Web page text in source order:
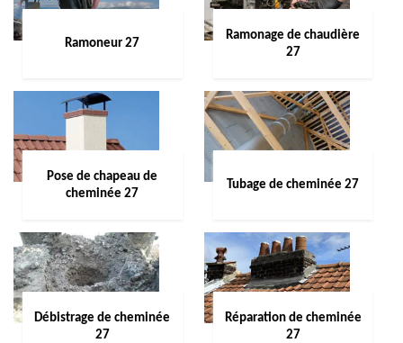
Ramoneur 27
Ramonage de chaudière
27
Pose de chapeau de
cheminée 27
Tubage de cheminée 27
Débistrage de cheminée
27
Réparation de cheminée
27